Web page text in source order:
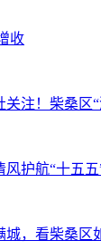
收
注！柴桑区
护航“十五
，看柴桑区